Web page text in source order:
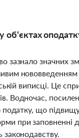
зазнало значних
нововведенням
виписці. Це
Водночас,
податку, що
при заповненні
законодавству.